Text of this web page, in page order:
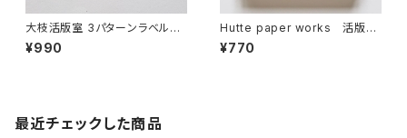
大枝活版室 3パターンラベルブ
ック ブロンズ＆ダークブルー L
B039
¥990
Hutte paper works 活版印
刷のメモパッド リースフラワ
ー/Yellow HPM-028
¥770
最近チェックした商品